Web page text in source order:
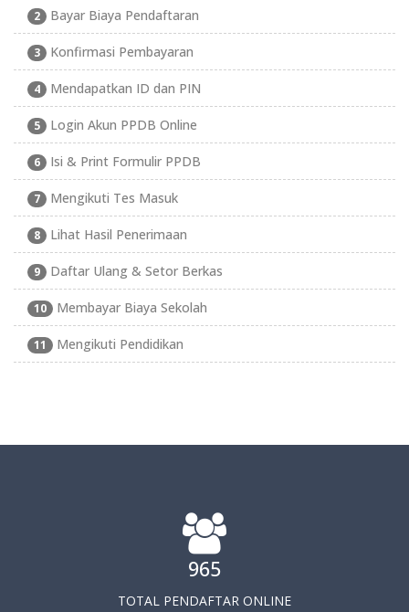
2 Bayar Biaya Pendaftaran
3 Konfirmasi Pembayaran
4 Mendapatkan ID dan PIN
5 Login Akun PPDB Online
6 Isi & Print Formulir PPDB
7 Mengikuti Tes Masuk
8 Lihat Hasil Penerimaan
9 Daftar Ulang & Setor Berkas
10 Membayar Biaya Sekolah
11 Mengikuti Pendidikan
965
TOTAL PENDAFTAR ONLINE